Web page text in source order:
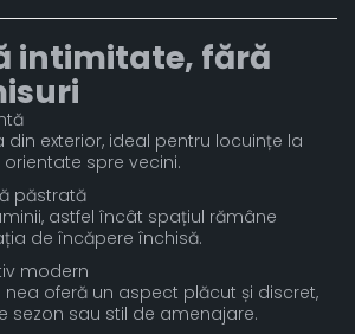
intimitate, fără
din exterior, ideal pentru locuințe la
spre vecini.
păstrată
astfel încât spațiul rămâne
de încăpere închisă.
modern
nea oferă un aspect plăcut și discret,
sezon sau stil de amenajare.